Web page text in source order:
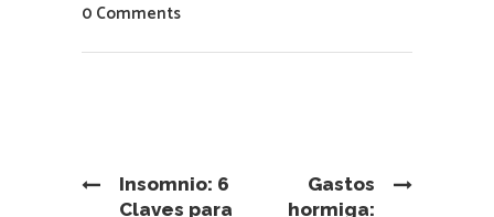
0 Comments
Insomnio: 6
Claves para
Gastos
hormiga: